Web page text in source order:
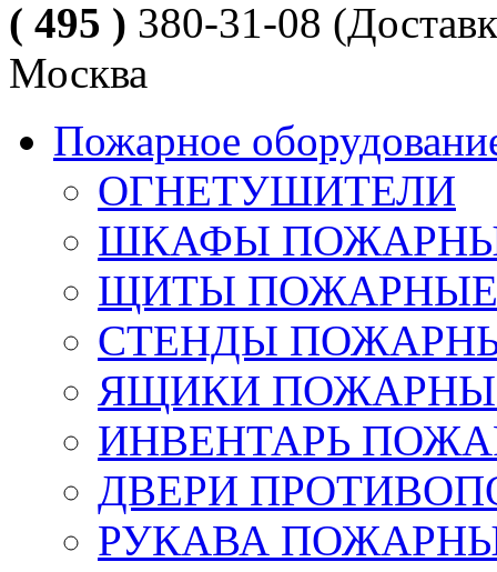
( 495 ) 380-31-08
Москва
Пожарное
ОГНЕТУШИТЕЛИ
ШКАФЫ
ЩИТЫ ПОЖАРНЫЕ
СТЕНДЫ
ЯЩИКИ ПОЖАРНЫЕ
ИНВЕНТАРЬ
ДВЕРИ
РУКАВА